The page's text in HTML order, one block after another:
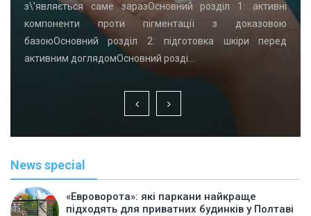
з\’являється саме заразОсновний розділ 1: активні
компоненти проти пігментації з доказовою
базоюОсновний розділ 2: підготовка шкіри перед
активним доглядомОсновний розді…
News special
«Евроворота»: які паркани найкраще
підходять для приватних будинків у Полтаві